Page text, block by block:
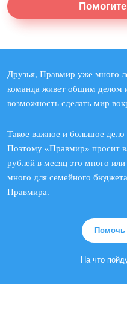
Друзья, Правмир уже много
команда живет общим делом
возможность сделать мир
Такое важное и большое
Поэтому «Правмир» просит
рублей в месяц это много
много для семейного
Правмира.
Помочь
На что